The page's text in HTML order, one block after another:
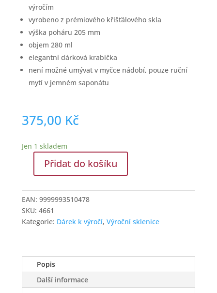
výročím
vyrobeno z prémiového křišťálového skla
výška poháru 205 mm
objem 280 ml
elegantní dárková krabička
není možné umývat v myčce nádobí, pouze ruční
mytí v jemném saponátu
375,00 Kč
Jen 1 skladem
Výroční
k
60.
narozeninám
množství
Přidat do košíku
EAN: 9999993510478
SKU: 4661
Kategorie: Dárek k výročí, Výroční sklenice
Popis
Další informace